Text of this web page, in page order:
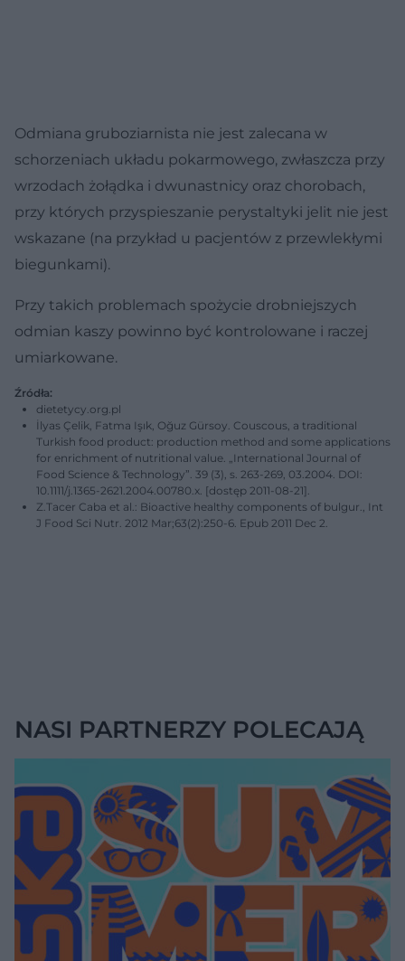
Odmiana gruboziarnista nie jest zalecana w
schorzeniach układu pokarmowego, zwłaszcza przy
wrzodach żołądka i dwunastnicy oraz chorobach,
przy których przyspieszanie perystaltyki jelit nie jest
wskazane (na przykład u pacjentów z przewlekłymi
biegunkami).
Przy takich problemach spożycie drobniejszych
odmian kaszy powinno być kontrolowane i raczej
umiarkowane.
Źródła:
dietetycy.org.pl
İlyas Çelik, Fatma Işık, Oğuz Gürsoy. Couscous, a traditional
Turkish food product: production method and some applications
for enrichment of nutritional value. „International Journal of
Food Science & Technology”. 39 (3), s. 263-269, 03.2004. DOI:
10.1111/j.1365-2621.2004.00780.x. [dostęp 2011-08-21].
Z.Tacer Caba et al.: Bioactive healthy components of bulgur., Int
J Food Sci Nutr. 2012 Mar;63(2):250-6. Epub 2011 Dec 2.
NASI PARTNERZY POLECAJĄ